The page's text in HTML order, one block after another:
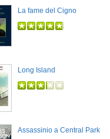
La fame del Cigno
Long Island
Assassinio a Central Park